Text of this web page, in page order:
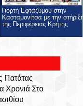
Γιορτή Εφτάζυμου στην
Κασταμονίτσα με την
της Περιφέρειας Κρήτης
Πατάτας
Χρονιά Στο